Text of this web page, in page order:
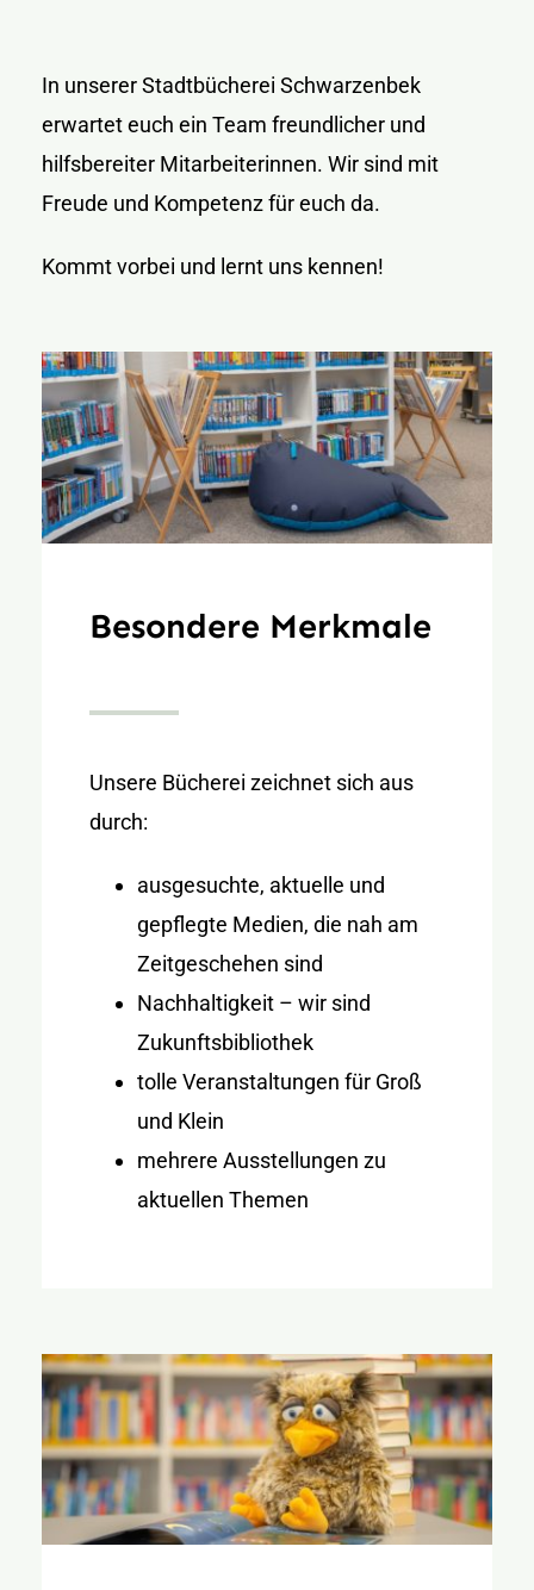
In unserer Stadtbücherei Schwarzenbek
erwartet euch ein Team freundlicher und
hilfsbereiter Mitarbeiterinnen. Wir sind mit
Freude und Kompetenz für euch da.
Kommt vorbei und lernt uns kennen!
Besondere Merkmale
Unsere Bücherei zeichnet sich aus
durch:
ausgesuchte, aktuelle und
gepflegte Medien, die nah am
Zeitgeschehen sind
Nachhaltigkeit – wir sind
Zukunftsbibliothek
tolle Veranstaltungen für Groß
und Klein
mehrere Ausstellungen zu
aktuellen Themen